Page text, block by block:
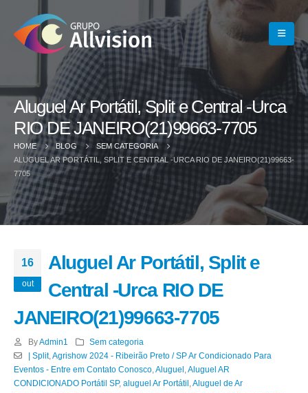
Aluguel Ar Portátil, Split e Central -Urca
RIO DE JANEIRO(21)99663-7705
HOME BLOG
SEM CATEGORIA
ALUGUEL AR PORTÁTIL, SPLIT E CENTRAL -URCA RIO DE JANEIRO(21)99663-
7705
16
out
Aluguel Ar Portátil, Split e
Central -Urca RIO DE
JANEIRO(21)99663-7705
ByAdmin1
Sem categoria
| Split, Agrishow 2024 - Ribeirão Preto / SP Ar Condicionado Para
Eventos - Entre em Contato Conosco Aluguel Aluguel AR
CONDICIONADO Portátil SP, aluguel Ar Portátil Aluguel de Ar